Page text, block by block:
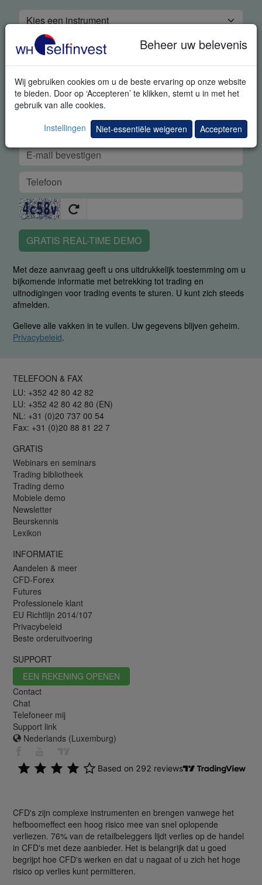
Beheer uw belevenis
Wij gebruiken cookies om u de beste ervaring op onze website
te bieden. Door op ‘Accepteren’ te klikken, stemt u in met het
gebruik van alle cookies.
Instellingen
Niet-essentiële weigeren Accepteren
GRATIS REAL-TIME DEMO
Met deze aanvraag geeft u ons uitdrukkelijk toestemming om u
bijkomende informatie met betrekking tot trading en
uitnodigingen voor trading events te sturen. U kunt zich steeds
afmelden.
Gelieve alle vakken in te vullen. Uw gegevens blijven geheim.
Privacybeleid.
TELEFOON & FAX
LU: +352 42 80 42 82
LU: +352 42 80 42 80 (EN)
NL: +31 (0)20 737 00 54
Fax: +31 (0)20 88 81 22 7
GRATIS
Webinars en seminars
Trading bibliotheek
Trading demo
Mobiele demo
Newsletter
Beurskennis
Lexikon
INFORMATIE
Aandelen & meer
CFD-Forex
Futures
Professionele klant
EU Richtlijn 2014/107
Privacybeleid
Beste orderuitvoering
SUPPORT
EEN REKENING OPENEN
Contact
Chat
Telefoneer mij
Support link
Nederlands (Luxemburg)
CFD's zijn complexe instrumenten en brengen vanwege het
hefboomeffect een hoog risico mee van snel oplopende
verliezen. 76% van de retailbeleggers lijdt verlies op de handel
in CFD's met deze aanbieder. Het is belangrijk dat u goed
begrijpt hoe CFD's werken en dat u nagaat of u zich het hoge
risico op verlies kunt permitteren.